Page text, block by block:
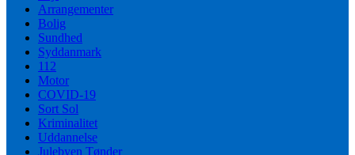
Arrangementer
Bolig
Sundhed
Syddanmark
112
Motor
COVID-19
Sort Sol
Kriminalitet
Uddannelse
Julebyen Tønder